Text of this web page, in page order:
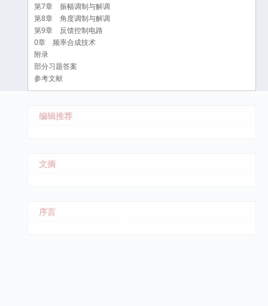
第7章 振幅调制与解调
第8章 角度调制与解调
第9章 反馈控制电路
0章 频率合成技术
附录
部分习题答案
参考文献
编辑推荐
文摘
序言